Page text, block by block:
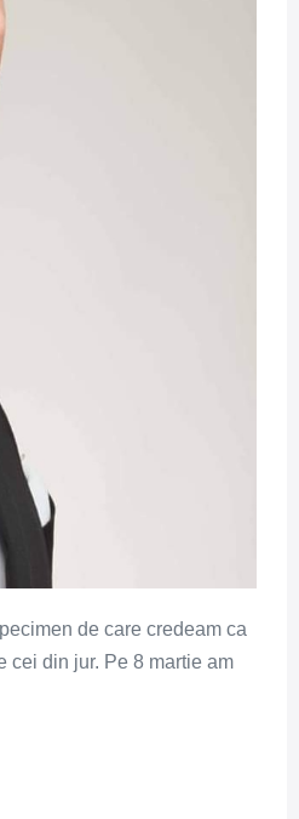
de care credeam ca
cei din jur. Pe 8 martie am